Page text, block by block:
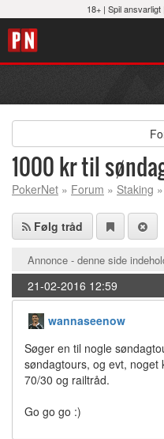
18+ | Spil ansvarligt|
1000 kr til
PokerNet » Forum » Staking
Følg tråd
Annonce - denne side
21-02-2016 12:59
wannaseenow
Søger en til nogle
søndagtours, og evt, noget
70/30 og railtråd.
Go go go :)